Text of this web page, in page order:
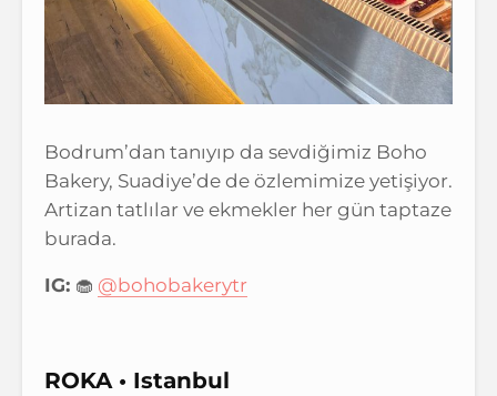
Bodrum’dan tanıyıp da sevdiğimiz Boho
Bakery, Suadiye’de de özlemimize yetişiyor.
Artizan tatlılar ve ekmekler her gün taptaze
burada.
IG: 🧁 @bohobakerytr
ROKA • Istanbul